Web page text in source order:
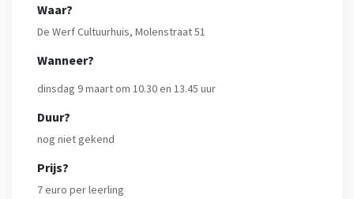
Waar?
De Werf Cultuurhuis, Molenstraat 51
Wanneer?
dinsdag 9 maart om 10.30 en 13.45 uur
Duur?
nog niet gekend
Prijs?
7 euro per leerling